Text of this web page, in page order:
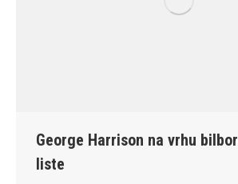
George Harrison na vrhu
liste